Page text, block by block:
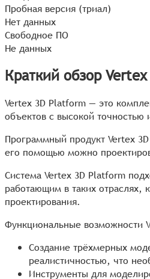
Пробная версия (триал)
Нет данных
Свободное ПО
Не данных
Краткий обзор
Vertex 3D Platform — это
объектов с высокой точностью
Программный продукт Vertex
его помощью можно
Система Vertex 3D Platform
работающим в таких отраслях,
проектирования.
Функциональные возможности
Создание трёхмерных
реалистичностью, что
Инструменты для